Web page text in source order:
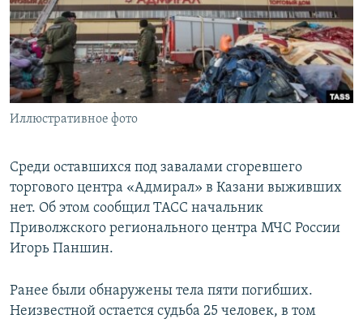
Иллюстративное фото
Среди оставшихся под завалами сгоревшего
торгового центра «Адмирал» в Казани выживших
нет. Об этом сообщил ТАСС начальник
Приволжского регионального центра МЧС России
Игорь Паншин.
Ранее были обнаружены тела пяти погибших.
Неизвестной остается судьба 25 человек, в том